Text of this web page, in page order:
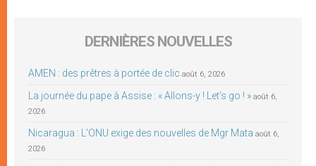
DERNIÈRES NOUVELLES
AMEN : des prêtres à portée de clic août 6, 2026
La journée du pape à Assise : « Allons-y ! Let’s go ! » août 6,
2026
Nicaragua : L’ONU exige des nouvelles de Mgr Mata août 6,
2026